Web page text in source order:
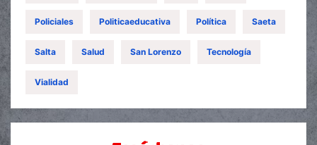
Policiales Politicaeducativa Política Saeta
Salta Salud San Lorenzo Tecnología
Vialidad